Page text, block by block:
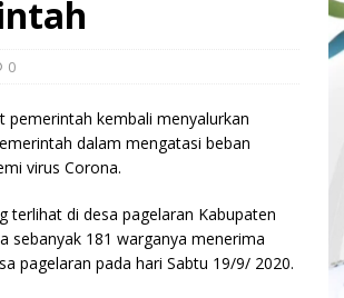
0
pemerintah kembali menyalurkan
dalam mengatasi beban
virus Corona.
terlihat di desa pagelaran Kabupaten
sebanyak 181 warganya menerima
pagelaran pada hari Sabtu 19/9/ 2020.